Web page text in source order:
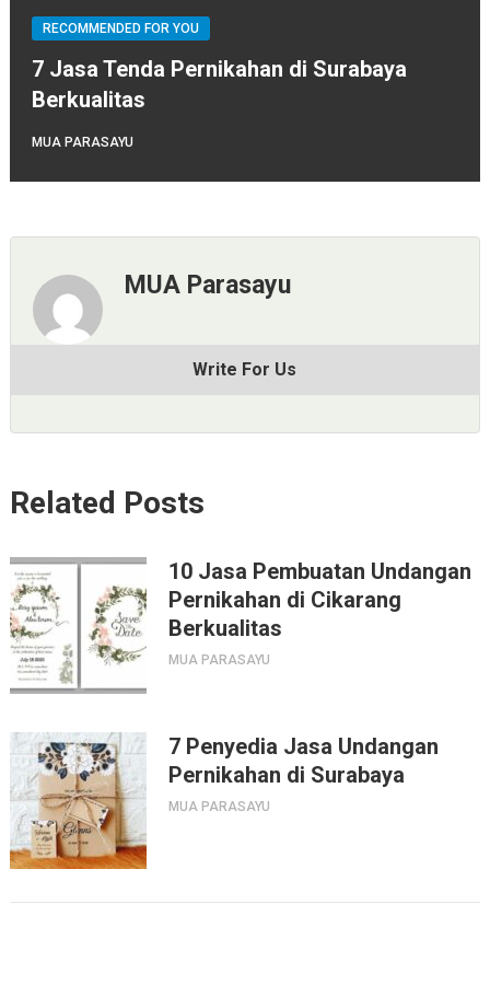
RECOMMENDED FOR YOU
7 Jasa Tenda Pernikahan di Surabaya
Berkualitas
MUA PARASAYU
MUA Parasayu
Write For Us
Related Posts
10 Jasa Pembuatan Undangan
Pernikahan di Cikarang
Berkualitas
MUA PARASAYU
7 Penyedia Jasa Undangan
Pernikahan di Surabaya
MUA PARASAYU